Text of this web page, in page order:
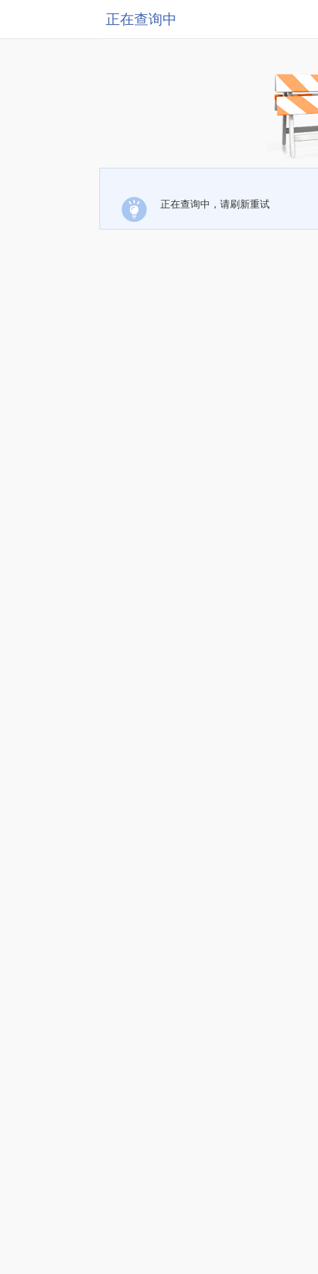
正在查询中
正在查询中，请刷新重试